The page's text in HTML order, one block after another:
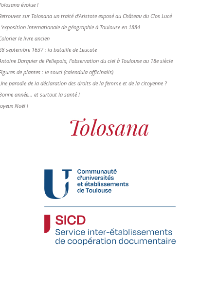
évolue !
sur Tolosana un traité d'Aristote exposé au Château du Clos Lucé
internationale de géographie à Toulouse en 1884
le livre ancien
septembre 1637 : la bataille de Leucate
Darquier de Pellepoix, l’observation du ciel à Toulouse au 18e siècle
de plantes : le souci (calendula officinalis)
parodie de la déclaration des droits de la femme et de la citoyenne ?
année... et surtout la santé !
Noël !